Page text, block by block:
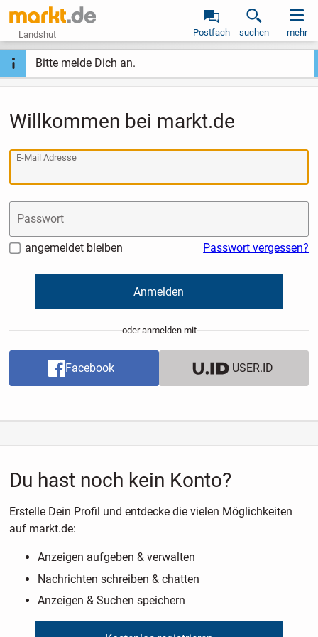
Landshut Postfach suchen mehr
Bitte melde Dich an.
Willkommen bei markt.de
E-Mail Adresse
Passwort
angemeldet bleiben Passwort vergessen?
Anmelden
oder anmelden mit
Facebook USER.ID
Du hast noch kein Konto?
Erstelle Dein Profil und entdecke die vielen Möglichkeiten
auf markt.de:
Anzeigen aufgeben & verwalten
Nachrichten schreiben & chatten
Anzeigen & Suchen speichern